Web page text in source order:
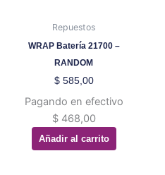
Repuestos
WRAP Batería 21700 –
RANDOM
$585,00
Pagando en efectivo
$468,00
Añadir al carrito